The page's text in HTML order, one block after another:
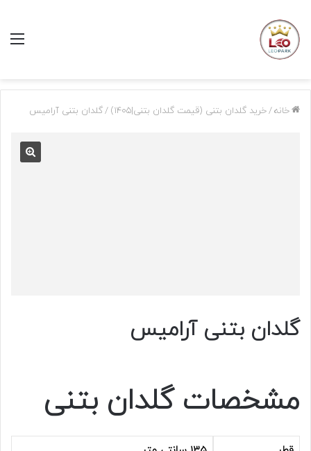
خانه/خرید گلدان بتنی (قیمت گلدان بتنی|1405) /گلدان بتنی آرامیس
گلدان بتنی آرامیس
مشخصات گلدان بتنی